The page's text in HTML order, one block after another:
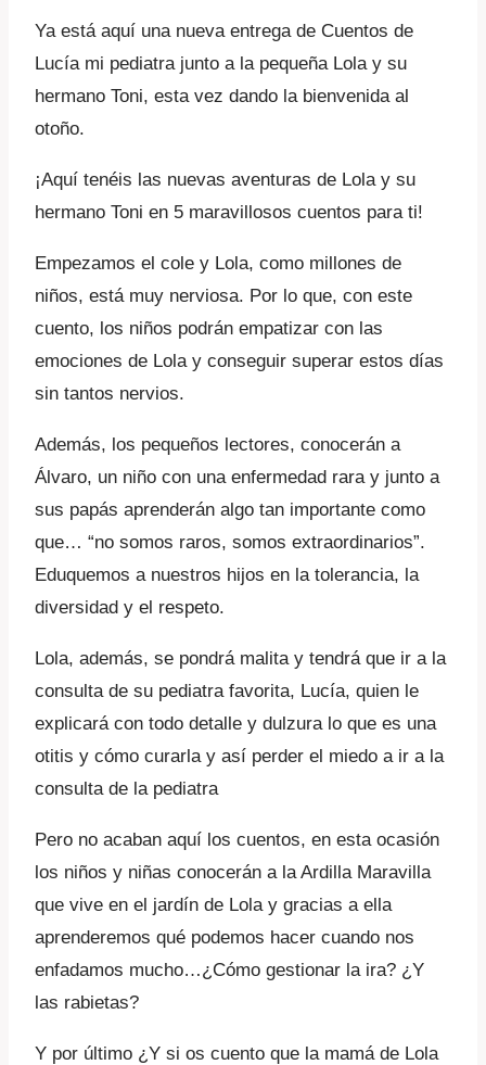
Ya está aquí una nueva entrega de Cuentos de
Lucía mi pediatra junto a la pequeña Lola y su
hermano Toni, esta vez dando la bienvenida al
otoño.
¡Aquí tenéis las nuevas aventuras de Lola y su
hermano Toni en 5 maravillosos cuentos para ti!
Empezamos el cole y Lola, como millones de
niños, está muy nerviosa. Por lo que, con este
cuento, los niños podrán empatizar con las
emociones de Lola y conseguir superar estos días
sin tantos nervios.
Además, los pequeños lectores, conocerán a
Álvaro, un niño con una enfermedad rara y junto a
sus papás aprenderán algo tan importante como
que… “no somos raros, somos extraordinarios”.
Eduquemos a nuestros hijos en la tolerancia, la
diversidad y el respeto.
Lola, además, se pondrá malita y tendrá que ir a la
consulta de su pediatra favorita, Lucía, quien le
explicará con todo detalle y dulzura lo que es una
otitis y cómo curarla y así perder el miedo a ir a la
consulta de la pediatra
Pero no acaban aquí los cuentos, en esta ocasión
los niños y niñas conocerán a la Ardilla Maravilla
que vive en el jardín de Lola y gracias a ella
aprenderemos qué podemos hacer cuando nos
enfadamos mucho…¿Cómo gestionar la ira? ¿Y
las rabietas?
Y por último ¿Y si os cuento que la mamá de Lola